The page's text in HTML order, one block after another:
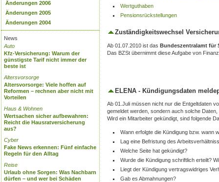
Änderungen 2006
Änderungen 2005
Änderungen 2004
News
Auto
Kfz-Versicherung: Warum der
günstigste Tarif nicht immer der
beste ist
Altersvorsorge
Altersvorsorge: Viele hoffen auf
Reformen – rechnen aber nicht mit
Vorteilen
Haus & Wohnen
Wertsachen sicher aufbewahren:
Reicht die Hausratversicherung
aus?
Cyber
Fake News erkennen: Fünf einfache
Regeln für den Alltag
Reise
Urlaub ohne Sorgen: Was Nachbarn
dürfen – und wer bei Schäden
Wertguthaben
Pensionsrückstellungen
Zuständigkeitswechsel
Ab 01.07.2010 ist das Bundeszentralamt für
Das BZSt übernimmt diese Aufgabe von
ELENA - Kündigungsdaten
Ab 01.Juli müssen nicht nur die Entgeltdaten
gemeldet werden, sondern auch solche
Wird ein Mitarbeiter gekündigt, sind folgende
Wann erfolgte die Kündigung bzw. wann
Lag eine Befristung des
Welche Seite hat gekündigt?
Wurde die Kündigung schriftlich erteilt?
Liegt der Kündigung vertragswidriges
Gab es Abmahnungen?